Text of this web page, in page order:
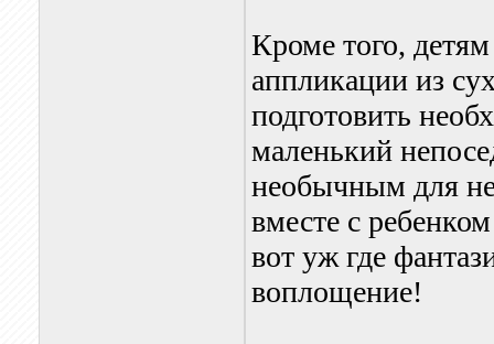
Кроме того,
аппликации из
подготовить
маленький
необычным для
вместе с
вот уж где
воплощение!